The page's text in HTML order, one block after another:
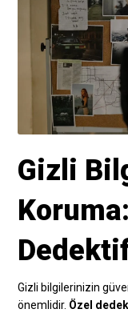
Gizli
Gizli bilgilerinizin
önemlidir. Özel